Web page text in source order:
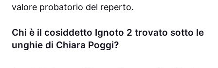
valore probatorio del reperto.
Chi è il cosiddetto Ignoto 2 trovato sotto le
unghie di Chiara Poggi?